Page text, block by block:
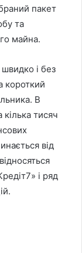
пакет
та
майна.
і без
короткий
В
тисяч
від
і ряд